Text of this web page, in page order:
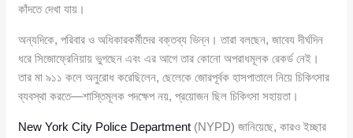
কাঁদতে দেখা যায়।
অন্যদিকে, পরিবার ও অধিকারকর্মীদের বক্তব্য ভিন্ন। তারা বলছেন, জাবেয দীর্ঘদিন
ধরে সিজোফ্রেনিয়ায় ভুগছেন এবং এর আগে তার কোনো অপরাধমূলক রেকর্ড নেই।
তার মা ৯১১ কলে অনুরোধ করেছিলেন, ছেলেকে জোরপূর্বক হাসপাতালে নিয়ে চিকিৎসার
ব্যবস্থা করতে—শাস্তিমূলক পদক্ষেপ নয়, প্রয়োজন ছিল চিকিৎসা সহায়তা।
New York City Police Department (NYPD) জানিয়েছে, কারও ইচ্ছার